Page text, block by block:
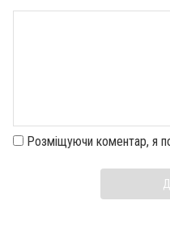
Розміщуючи коментар, я